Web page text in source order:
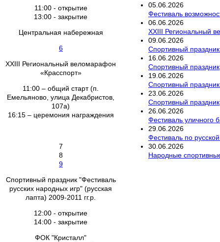
11:00 - открытие
13:00 - закрытие
Центральная набережная
6
XXIII Региональный веломарафон
«Красспорт»
11:00 – общий старт (п.
Емельяново, улица Декабристов,
107а)
16:15 – церемония награждения
7
8
9
Спортивный праздник "Фестиваль
русских народных игр" (русская
лапта) 2009-2011 гг.р.
12:00 - открытие
14:00 - закрытие
ФОК "Кристалл"
05 06 2026
Фестиваль
06 06 2026
XXIII Региональный
09 06 2026
Спортивный
16 06 2026
Спортивный праздник
19 06 2026
Спортивный
23 06 2026
Спортивный праздник
26 06 2026
Фестиваль уличного
29 06 2026
Фестиваль по
30 06 2026
Народные